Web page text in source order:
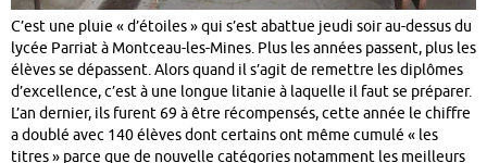
C’est une pluie « d’étoiles » qui s’est abattue jeudi soir au-dessus du
lycée Parriat à Montceau-les-Mines. Plus les années passent, plus les
élèves se dépassent. Alors quand il s’agit de remettre les diplômes
d’excellence, c’est à une longue litanie à laquelle il faut se préparer.
L’an dernier, ils furent 69 à être récompensés, cette année le chiffre
a doublé avec 140 élèves dont certains ont même cumulé « les
titres » parce que de nouvelle catégories notamment les meilleurs